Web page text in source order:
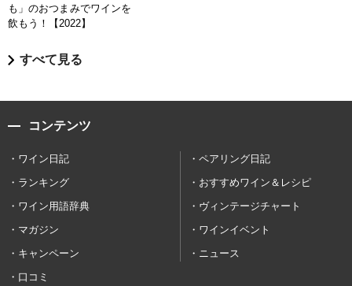
も」のおつまみでワインを
飲もう！【2022】
すべて見る
コンテンツ
ワイン日記
ペアリング日記
ランキング
おすすめワイン＆レシピ
ワイン用語辞典
ヴィンテージチャート
マガジン
ワインイベント
キャンペーン
ニュース
口コミ